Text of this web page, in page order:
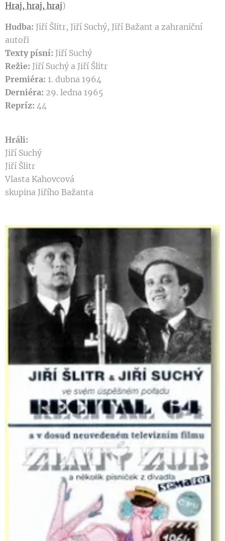
Hraj, hraj, hraj)
Hudba: Jiří Šlitr, Jiří Suchý, Jiří Bažant a zahraniční
autoři
Texty písní: Jiří Suchý
Režie: Jiří Suchý a Jiří Šlitr
Premiéra: 1. dubna 1964
Derniéra: 29. ledna 1965
Repríz: 44
Hráli:
Jiří Suchý
Jiří Šlitr
Vlasta Kahovcová
skupina Jiřího Bažanta